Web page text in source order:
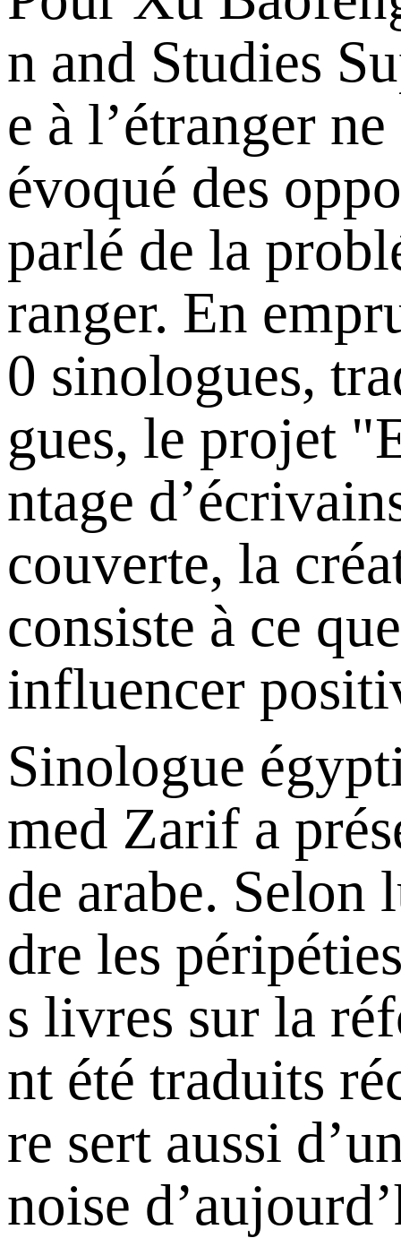
n and Studies
e à l’étranger
évoqué des
parlé de la
ranger. En
0 sinologues,
gues, le projet
ntage
couverte, la
consiste à ce
influencer
Sinologue
med Zarif a
de arabe. Selon
dre les
s livres sur la
nt été traduits
re sert aussi
noise